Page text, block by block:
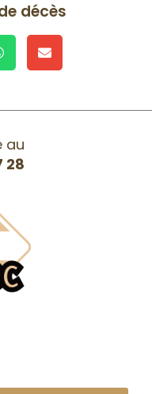
décès
au
28